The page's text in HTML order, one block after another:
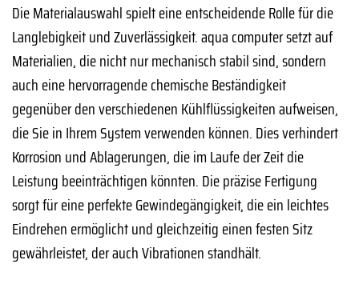
Die Materialauswahl spielt eine entscheidende Rolle für die
Langlebigkeit und Zuverlässigkeit. aqua computer setzt auf
Materialien, die nicht nur mechanisch stabil sind, sondern
auch eine hervorragende chemische Beständigkeit
gegenüber den verschiedenen Kühlflüssigkeiten aufweisen,
die Sie in Ihrem System verwenden können. Dies verhindert
Korrosion und Ablagerungen, die im Laufe der Zeit die
Leistung beeinträchtigen könnten. Die präzise Fertigung
sorgt für eine perfekte Gewindegängigkeit, die ein leichtes
Eindrehen ermöglicht und gleichzeitig einen festen Sitz
gewährleistet, der auch Vibrationen standhält.